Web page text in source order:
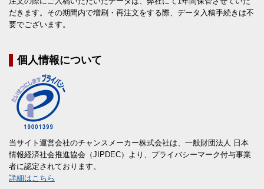
だきます。その期間内で増刷・再注文をする際、データ入稿手続きは不
要でございます。
個人情報について
当サイト運営会社のチャンスメーカー株式会社は、一般財団法人 日本
情報経済社会推進協会（JIPDEC）より、プライバシーマーク付与事業
者に認定されております。
詳細はこちら